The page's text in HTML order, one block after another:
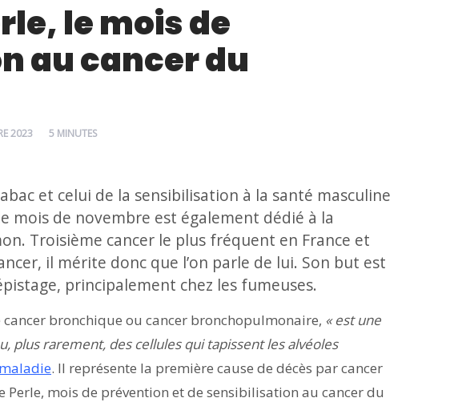
le mois de
au cancer du
2023 5 MINUTES
et celui de la sensibilisation à la santé masculine
mois de novembre est également dédié à la
Troisième cancer le plus fréquent en France et
il mérite donc que l’on parle de lui. Son but est
principalement chez les fumeuses.
bronchique ou cancer bronchopulmonaire, « est une
plus rarement, des cellules qui tapissent les alvéoles
. Il représente la première cause de décès par cancer
Perle, mois de prévention et de sensibilisation au cancer du